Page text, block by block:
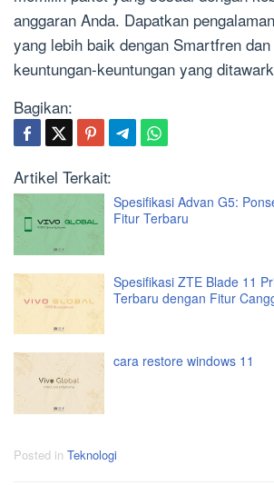
anggaran Anda. Dapatkan
yang lebih baik dengan Smartfren
keuntungan-keuntungan yang
Bagikan:
Artikel Terkait:
Spesifikasi Advan G5:
Fitur Terbaru
Spesifikasi ZTE Blade 11
Terbaru dengan Fitur
cara restore windows 11
Posted in Teknologi